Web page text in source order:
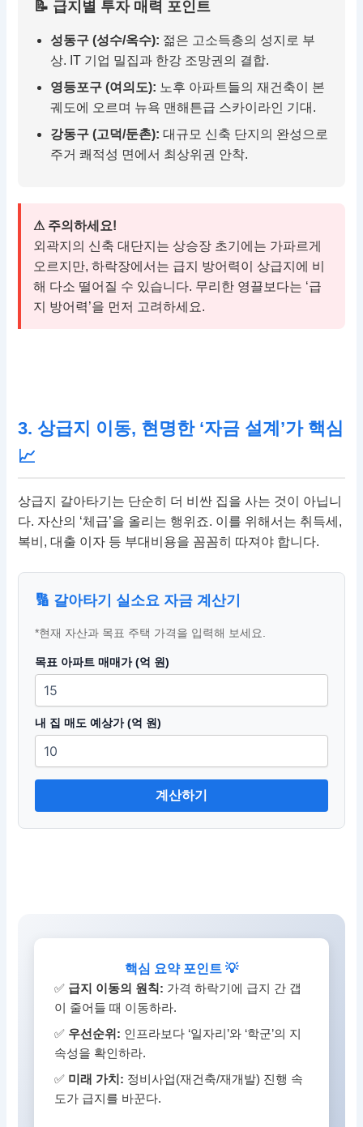
📝 급지별 투자 매력 포인트
성동구 (성수/옥수): 젊은 고소득층의 성지로 부
상. IT 기업 밀집과 한강 조망권의 결합.
영등포구 (여의도): 노후 아파트들의 재건축이 본
궤도에 오르며 뉴욕 맨해튼급 스카이라인 기대.
강동구 (고덕/둔촌): 대규모 신축 단지의 완성으로
주거 쾌적성 면에서 최상위권 안착.
⚠ 주의하세요!
외곽지의 신축 대단지는 상승장 초기에는 가파르게
오르지만, 하락장에서는 급지 방어력이 상급지에 비
해 다소 떨어질 수 있습니다. 무리한 영끌보다는 ‘급
지 방어력’을 먼저 고려하세요.
3. 상급지 이동, 현명한 ‘자금 설계’가 핵심
📈
상급지 갈아타기는 단순히 더 비싼 집을 사는 것이 아닙니
다. 자산의 ‘체급’을 올리는 행위죠. 이를 위해서는 취득세,
복비, 대출 이자 등 부대비용을 꼼꼼히 따져야 합니다.
🔢 갈아타기 실소요 자금 계산기
*현재 자산과 목표 주택 가격을 입력해 보세요.
목표 아파트 매매가 (억 원)
내 집 매도 예상가 (억 원)
계산하기
핵심 요약 포인트 💡
✅ 급지 이동의 원칙: 가격 하락기에 급지 간 갭
이 줄어들 때 이동하라.
✅ 우선순위: 인프라보다 ‘일자리’와 ‘학군’의 지
속성을 확인하라.
✅ 미래 가치: 정비사업(재건축/재개발) 진행 속
도가 급지를 바꾼다.